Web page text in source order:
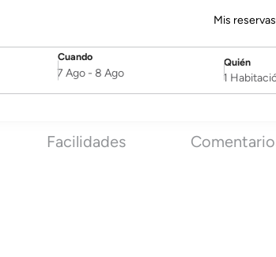
Mis reservas
Cuando
SelectDate
7 Ago- 8 Ago
Quién
1
Facilidades